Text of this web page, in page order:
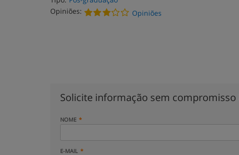
Opiniões:
Opiniões
Solicite informação sem compromisso
NOME
E-MAIL